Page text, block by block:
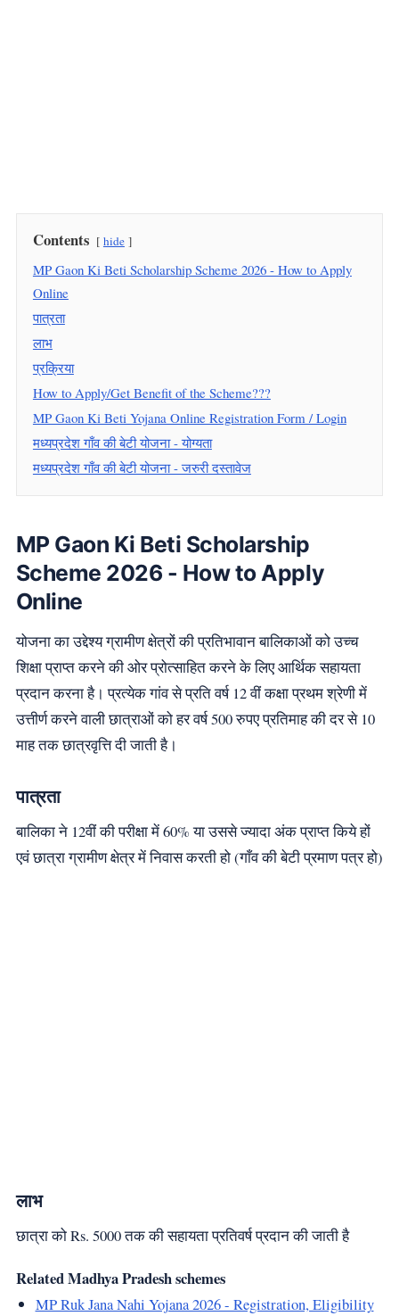
Contents hide
MP Gaon Ki Beti Scholarship Scheme 2026 - How to Apply
Online
पात्रता
लाभ
प्रक्रिया
How to Apply/Get Benefit of the Scheme???
MP Gaon Ki Beti Yojana Online Registration Form / Login
मध्यप्रदेश गाँव की बेटी योजना - योग्यता
मध्यप्रदेश गाँव की बेटी योजना - जरुरी दस्तावेज
MP Gaon Ki Beti Scholarship
Scheme 2026 - How to Apply
Online
योजना का उद्देश्य ग्रामीण क्षेत्रों की प्रतिभावान बालिकाओं को उच्च
शिक्षा प्राप्त करने की ओर प्रोत्साहित करने के लिए आर्थिक सहायता
प्रदान करना है। प्रत्येक गांव से प्रति वर्ष 12 वीं कक्षा प्रथम श्रेणी में
उत्तीर्ण करने वाली छात्राओं को हर वर्ष 500 रुपए प्रतिमाह की दर से 10
माह तक छात्रवृत्ति दी जाती है।
पात्रता
बालिका ने 12वीं की परीक्षा में 60% या उससे ज्यादा अंक प्राप्त किये हों
एवं छात्रा ग्रामीण क्षेत्र में निवास करती हो (गाँव की बेटी प्रमाण पत्र हो)
लाभ
छात्रा को Rs. 5000 तक की सहायता प्रतिवर्ष प्रदान की जाती है
Related Madhya Pradesh schemes
MP Ruk Jana Nahi Yojana 2026 - Registration, Eligibility